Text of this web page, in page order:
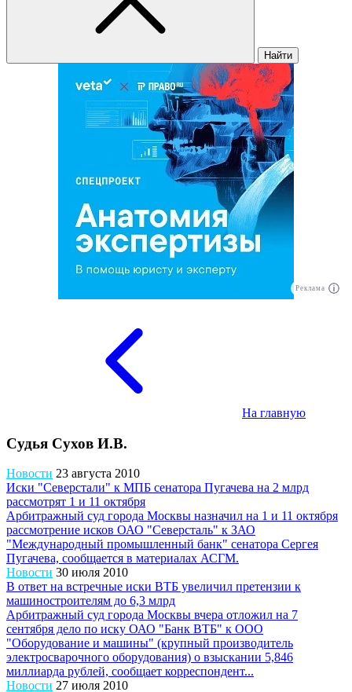
Найти
Реклама
На главную
Судья Сухов И.В.
Новости 23 августа 2010
Иски "Северстали" к МПБ сенатора Пугачева на 2 млрд
рассмотрят 1 и 11 октября
Арбитражный суд города Москвы назначил на 1 и 11 октября
рассмотрение исков ОАО "Северсталь" к ЗАО
"Международный промышленный банк" сенатора Сергея
Пугачева, сообщается в материалах АСГМ.
Новости 30 июля 2010
В ответ на встречные иски ВТБ увеличил претензии к
машиностроителям до 6,3 млрд
Арбитражный суд города Москвы вчера отложил на 7
сентября дело по иску ОАО "Банк ВТБ" к ООО
"Оборудование и машины" (крупный производитель
электросварочного оборудования) о взыскании 5,846
миллиарда рублей, сообщает корреспондент...
Новости 27 июля 2010